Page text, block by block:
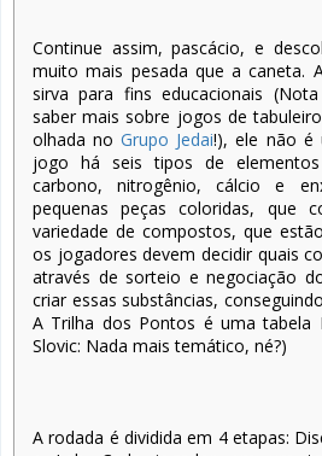
Continue assim, pascácio, e
muito mais pesada que a caneta.
sirva para fins educacionais
saber mais sobre jogos de
olhada noGrupo Jedai!), ele não é
jogo há seis tipos de elementos
carbono, nitrogênio, cálcio e
pequenas peças coloridas, que
variedade de compostos, que
os jogadores devem decidir quais
através de sorteio e negociação
criar essas substâncias,
A Trilha dos Pontos é uma tabela
Slovic: Nada mais temático, né?)
A rodada é dividida em 4 etapas: